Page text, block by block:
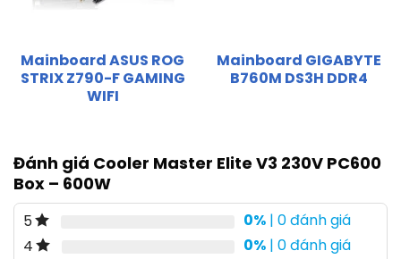
Mainboard ASUS ROG
STRIX Z790-F GAMING
WIFI
Mainboard GIGABYTE
B760M DS3H DDR4
Đánh giá Cooler Master Elite V3 230V PC600
Box – 600W
5 0% | 0 đánh giá
4
0% | 0 đánh giá